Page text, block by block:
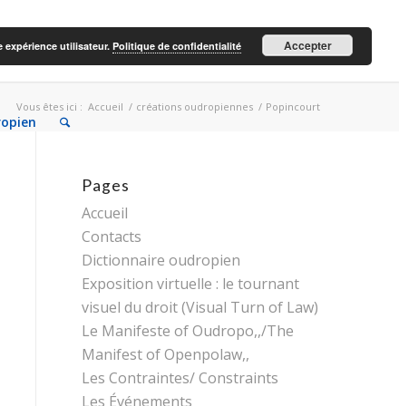
Vous êtes ici : Accueil / créations oudropiennes / Popincourt
Pages
Accueil
Contacts
Dictionnaire oudropien
Exposition virtuelle : le tournant
visuel du droit (Visual Turn of Law)
Le Manifeste of Oudropo,,/The
Manifest of Openpolaw,,
Les Contraintes/ Constraints
Les Événements
expérience utilisateur. Politique de confidentialité Accepter